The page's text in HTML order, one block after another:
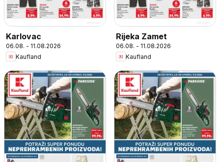
Karlovac
06.08. - 11.08.2026
Kaufland
Rijeka Zamet
06.08. - 11.08.2026
Kaufland